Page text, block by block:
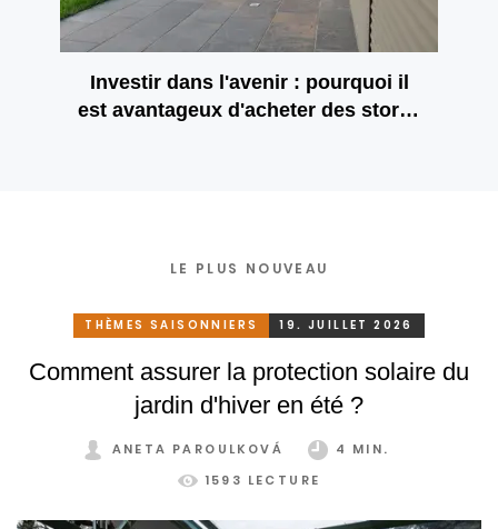
Investir dans l'avenir : pourquoi il
est avantageux d'acheter des stores
LE PLUS NOUVEAU
THÈMES SAISONNIERS 19. JUILLET 2026
Comment assurer la protection solaire du
jardin d'hiver en été ?
ANETA PAROULKOVÁ
4 MIN.
1593 LECTURE